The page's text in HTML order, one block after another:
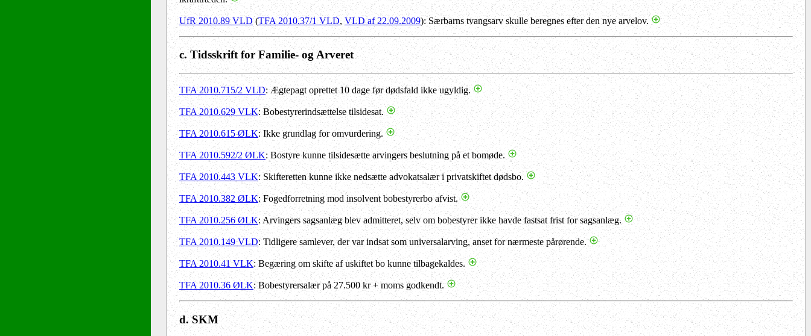
UfR 2010.89 VLD(TFA 2010.37/1 VLD,VLD af 22.09.2009): Særbarns tvangsarv skulle beregnes efter den nye arvelov.
c. Tidsskrift for Familie- og Arveret
TFA 2010.715/2 VLD: Ægtepagt oprettet 10 dage før dødsfald ikke ugyldig.
TFA 2010.629 VLK: Bobestyrerindsættelse tilsidesat.
TFA 2010.615 ØLK: Ikke grundlag for omvurdering.
TFA 2010.592/2 ØLK: Bostyre kunne tilsidesætte arvingers beslutning på et bomøde.
TFA 2010.443 VLK: Skifteretten kunne ikke nedsætte advokatsalær i privatskiftet dødsbo.
TFA 2010.382 ØLK: Fogedforretning mod insolvent bobestyrerbo afvist.
TFA 2010.256 ØLK: Arvingers sagsanlæg blev admitteret, selv om bobestyrer ikke havde fastsat frist for sagsanlæg.
TFA 2010.149 VLD: Tidligere samlever, der var indsat som universalarving, anset for nærmeste pårørende.
TFA 2010.41 VLK: Begæring om skifte af uskiftet bo kunne tilbagekaldes.
TFA 2010.36 ØLK: Bobestyrersalær på 27.500 kr + moms godkendt.
d. SKM